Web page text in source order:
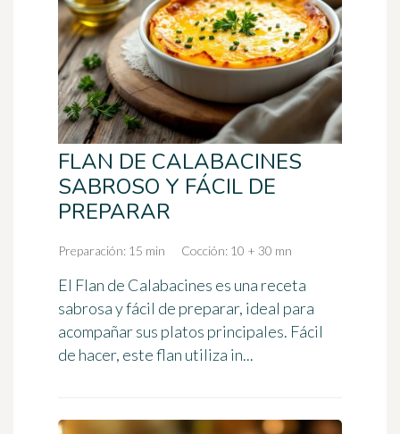
FLAN DE CALABACINES
SABROSO Y FÁCIL DE
PREPARAR
Preparación: 15 min Cocción: 10 + 30 mn
El Flan de Calabacines es una receta
sabrosa y fácil de preparar, ideal para
acompañar sus platos principales. Fácil
de hacer, este flan utiliza in...